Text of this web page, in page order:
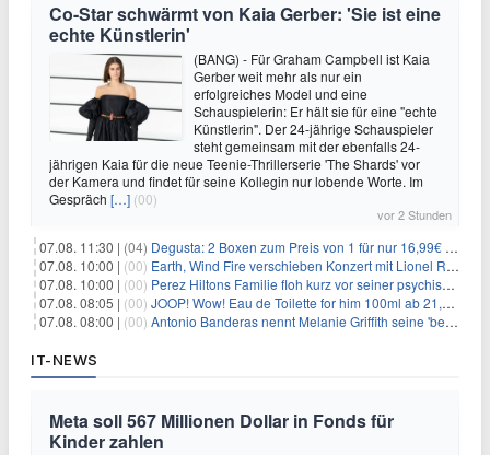
Co-Star schwärmt von Kaia Gerber: 'Sie ist eine
echte Künstlerin'
(BANG) - Für Graham Campbell ist Kaia
Gerber weit mehr als nur ein
erfolgreiches Model und eine
Schauspielerin: Er hält sie für eine "echte
Künstlerin". Der 24-jährige Schauspieler
steht gemeinsam mit der ebenfalls 24-
jährigen Kaia für die neue Teenie-Thrillerserie 'The Shards' vor
der Kamera und findet für seine Kollegin nur lobende Worte. Im
Gespräch […] (00)
vor 2 Stunden
07.08. 11:30 | (04) Degusta: 2 Boxen zum Preis von 1 für nur 16,99€ inkl. Versand
07.08. 10:00 | (00) Earth, Wind Fire verschieben Konzert mit Lionel Richie nach medizinischem Notfall
07.08. 10:00 | (00) Perez Hiltons Familie floh kurz vor seiner psychischen Krise aus dem Haus
07.08. 08:05 | (00) JOOP! Wow! Eau de Toilette for him 100ml ab 21,84€ im Sparabo
07.08. 08:00 | (00) Antonio Banderas nennt Melanie Griffith seine 'beste Freundin'
IT-NEWS
Meta soll 567 Millionen Dollar in Fonds für
Kinder zahlen